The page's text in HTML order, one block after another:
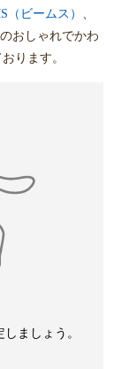
（ビームス）
おしゃれでかわ
ります。
ましょう。